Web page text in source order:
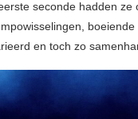
seconde hadden
en toch zo